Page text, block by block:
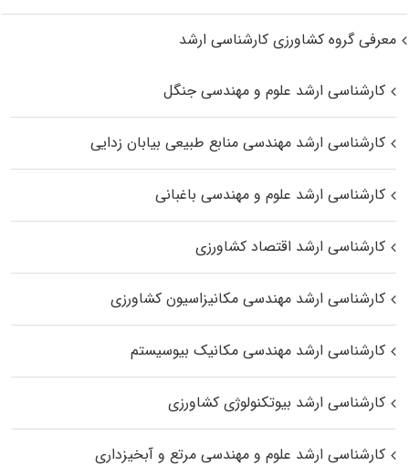
معرفی گروه کشاورزی کارشناسی ارشد
کارشناسی ارشد علوم و مهندسی جنگل
کارشناسی ارشد مهندسی منابع طبیعی بیابان زدایی
کارشناسی ارشد علوم و مهندسی باغبانی
کارشناسی ارشد اقتصاد کشاورزی
کارشناسی ارشد مهندسی مکانیزاسیون کشاورزی
کارشناسی ارشد مهندسی مکانیک بیوسیستم
کارشناسی ارشد بیوتکنولوژی کشاورزی
کارشناسی ارشد علوم و مهندسی مرتع و آبخیزداری